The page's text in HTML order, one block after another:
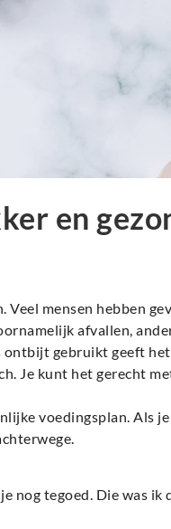
en
mensen hebben
afvallen,
ontbijt gebruikt geeft
Je kunt het gerecht
voedingsplan. Als
nog tegoed. Die was ik